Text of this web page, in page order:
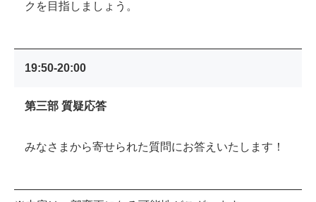
クを目指しましょう。
19:50-20:00
第三部 質疑応答
みなさまから寄せられた質問にお答えいたします！